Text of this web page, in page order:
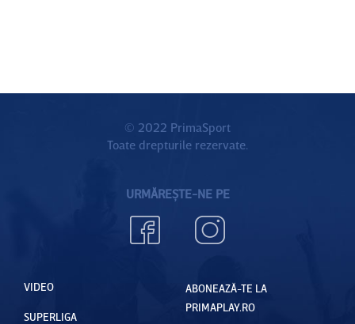
© 2022 PrimaSport
Toate drepturile rezervate.
URMĂREȘTE-NE PE
VIDEO
SUPERLIGA
ABONEAZĂ-TE LA
PRIMAPLAY.RO